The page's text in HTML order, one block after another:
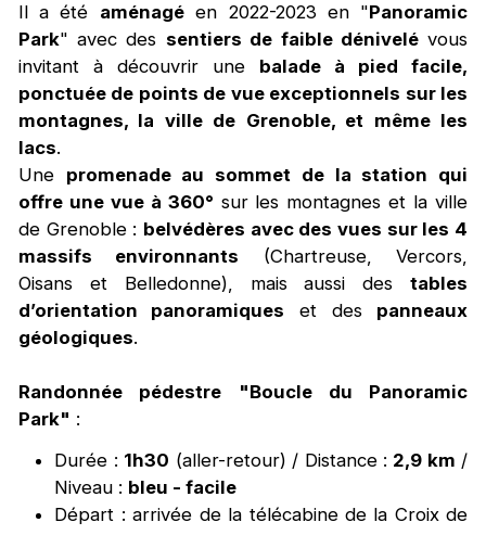
Il a été aménagéen 2022-2023 en "Panoramic
Park" avec des sentiers de faible dénivelévous
invitant à découvrir une balade à pied facile,
ponctuée de points de vue exceptionnels sur les
montagnes, la ville de Grenoble, et même les
lacs.
Une promenade au sommet de la station qui
offre une vue à 360° sur les montagnes et la ville
de Grenoble : belvédères avec des vues sur les 4
massifs environnants (Chartreuse, Vercors,
Oisans et Belledonne), mais aussi destables
d’orientation panoramiques et des panneaux
géologiques.
Randonnée pédestre "Boucle du Panoramic
Park" :
Durée : 1h30 (aller-retour) / Distance : 2,9 km /
Niveau : bleu - facile
Départ : arrivée de la télécabine de la Croix de